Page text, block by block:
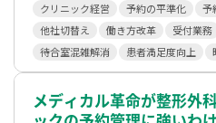
クリニック経営 予約の平準化
予
他社切替え
働き方改革 受付業務
待合室混雑解消
患者満足度向上
メディカル革命が整形外